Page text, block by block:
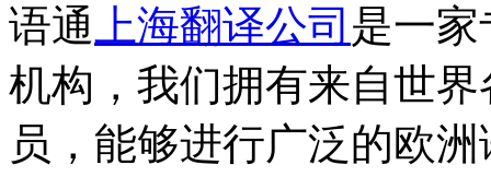
语通 上海翻译公司 是一
机构，我们拥有来自世
员，能够进行广泛的欧